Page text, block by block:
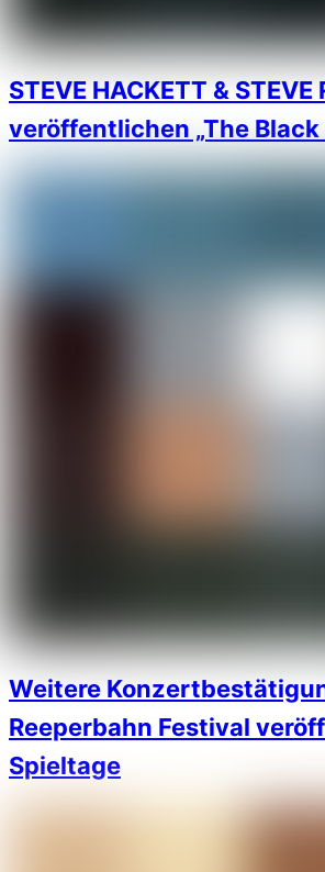
STEVE HACKETT & STEVE
veröffentlichen „The Black
Weitere
Reeperbahn Festival
Spieltage